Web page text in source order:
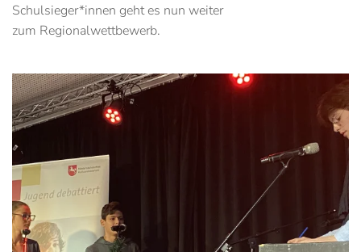
Schulsieger*innen geht es nun weiter
zum Regionalwettbewerb.
Anschauen....